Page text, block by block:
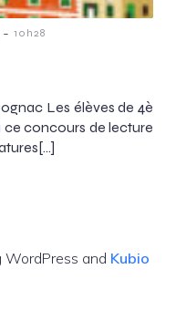
- 10h28
Les élèves de 4è
concours de lecture
WordPress and Kubio